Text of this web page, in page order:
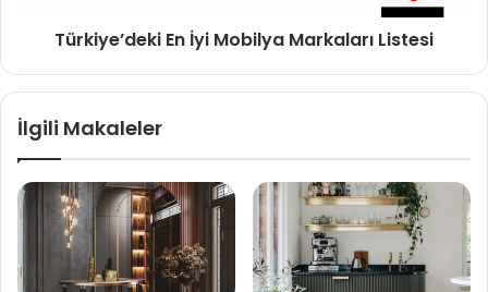
Türkiye’deki En İyi Mobilya Markaları Listesi
İlgili Makaleler